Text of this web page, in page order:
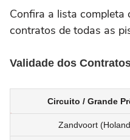
Confira a lista completa
contratos de todas as
Validade dos
Circuito / Grande
Zandvoort